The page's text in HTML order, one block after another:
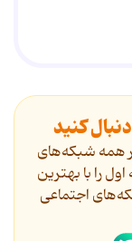
کنید
همه شبکه‌های
را با بهترین
اجتماعی